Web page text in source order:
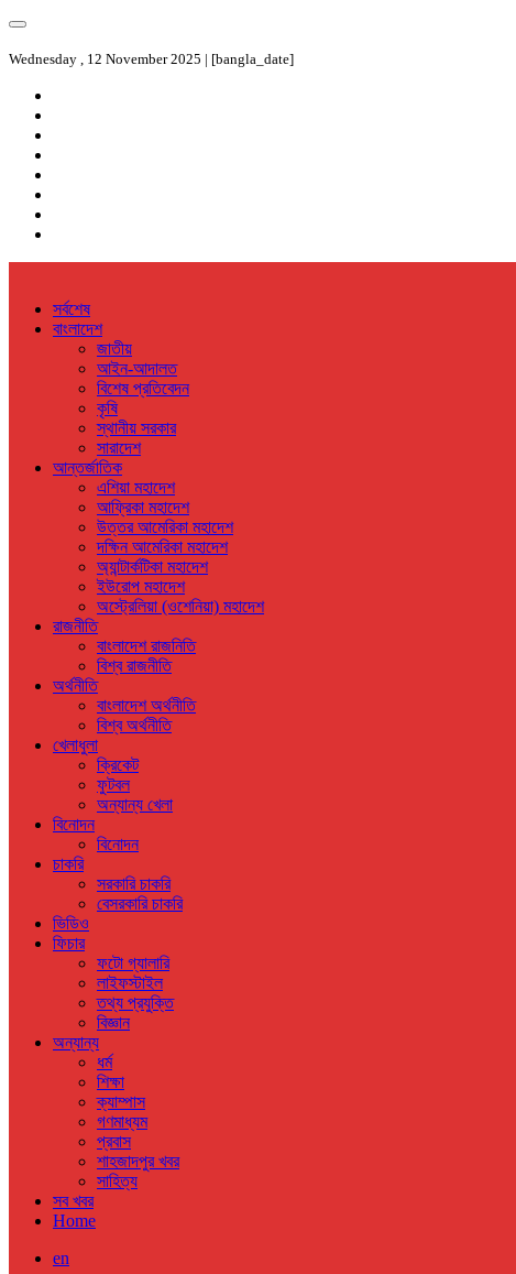
Wednesday , 12 November 2025 | [bangla_date]
সর্বশেষ
বাংলাদেশ
জাতীয়
আইন-আদালত
বিশেষ প্রতিবেদন
কৃষি
স্থানীয় সরকার
সারাদেশ
আন্তর্জাতিক
এশিয়া মহাদেশ
আফ্রিকা মহাদেশ
উত্তর আমেরিকা মহাদেশ
দক্ষিন আমেরিকা মহাদেশ
অ্যান্টার্কটিকা মহাদেশ
ইউরোপ মহাদেশ
অস্ট্রেলিয়া (ওশেনিয়া) মহাদেশ
রাজনীতি
বাংলাদেশ রাজনিতি
বিশ্ব রাজনীতি
অর্থনীতি
বাংলাদেশ অর্থনীতি
বিশ্ব অর্থনীতি
খেলাধুলা
ক্রিকেট
ফুটবল
অন্যান্য খেলা
বিনোদন
বিনোদন
চাকরি
সরকারি চাকরি
বেসরকারি চাকরি
ভিডিও
ফিচার
ফটো গ্যালারি
লাইফস্টাইল
তথ্য প্রযুক্তি
বিজ্ঞান
অন্যান্য
ধর্ম
শিক্ষা
ক্যাম্পাস
গণমাধ্যম
প্রবাস
শাহজাদপুর খবর
সাহিত্য
সব খবর
Home
en